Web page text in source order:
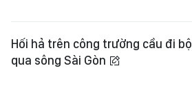
Hối hả trên công trường cầu đi bộ
qua sông Sài Gòn